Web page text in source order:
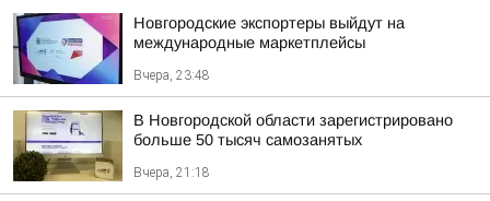
Новгородские экспортеры выйдут на
международные маркетплейсы
Вчера, 23:48
В Новгородской области зарегистрировано
больше 50 тысяч самозанятых
Вчера, 21:18